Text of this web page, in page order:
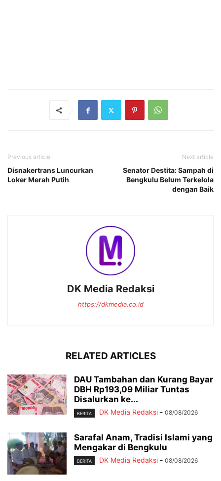
Previous article
Disnakertrans Luncurkan
Loker Merah Putih
Next article
Senator Destita: Sampah di
Bengkulu Belum Terkelola
dengan Baik
DK Media Redaksi
https://dkmedia.co.id
RELATED ARTICLES
DAU Tambahan dan Kurang Bayar
DBH Rp193,09 Miliar Tuntas
Disalurkan ke...
BERITA DK Media Redaksi - 08/08/2026
Sarafal Anam, Tradisi Islami yang
Mengakar di Bengkulu
BERITA DK Media Redaksi - 08/08/2026